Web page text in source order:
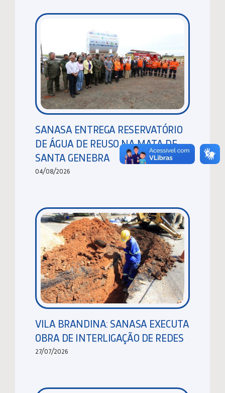
SANASA ENTREGA RESERVATÓRIO
DE ÁGUA DE REUSO NA MATA DE
SANTA GENEBRA
04/08/2026
VILA BRANDINA: SANASA EXECUTA
OBRA DE INTERLIGAÇÃO DE REDES
27/07/2026